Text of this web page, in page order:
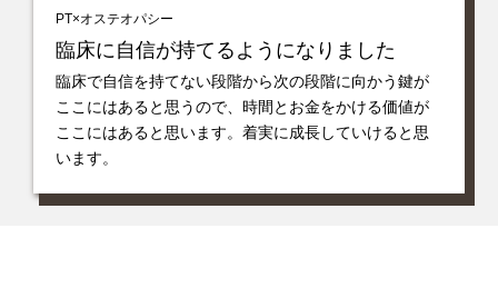
PT×オステオパシー
臨床に自信が持てるようになりました
臨床で自信を持てない段階から次の段階に向かう鍵が
ここにはあると思うので、時間とお金をかける価値が
ここにはあると思います。着実に成長していけると思
います。